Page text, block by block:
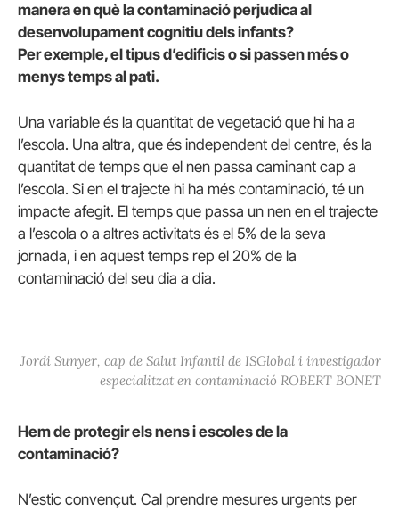
manera en què la contaminació perjudica al
desenvolupament cognitiu dels infants?
Perexemple, el tipus d’edificis o si passen més o
menys temps al pati.
Una variable és la quantitat de vegetació que hi ha a
l’escola. Una altra, que és independent del centre, és la
quantitat de temps que el nen passa caminant cap a
l’escola. Si en el trajecte hi ha més contaminació, té un
impacte afegit. El temps que passa un nen en el trajecte
a l’escola o a altres activitats és el 5% de la seva
jornada, i en aquest temps rep el 20% de la
contaminació del seu dia a dia.
Jordi Sunyer, cap de Salut Infantil de ISGlobal i investigador
especialitzat en contaminació ROBERT BONET
Hem de protegir els nens i escoles de la
contaminació?
N’estic convençut. Cal prendre mesures urgents per